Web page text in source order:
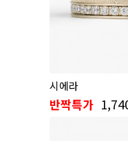
시에라
반짝특가